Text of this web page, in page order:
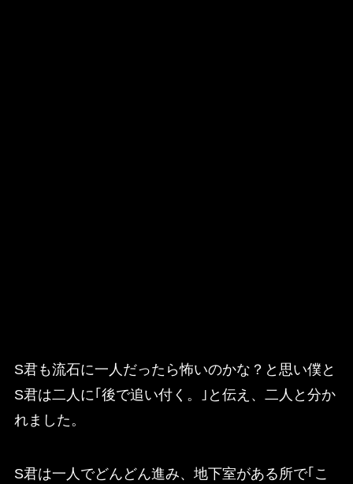
S君も流石に一人だったら怖いのかな？と思い僕と
S君は二人に｢後で追い付く。｣と伝え、二人と分か
れました。
S君は一人でどんどん進み、地下室がある所で｢こ